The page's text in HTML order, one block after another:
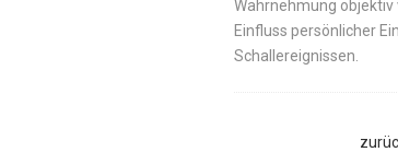
Wahrnehmung
Einfluss persönlicher
Schallereignissen.